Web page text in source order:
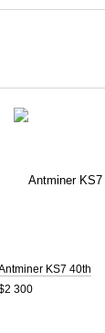
KS7 40th
300